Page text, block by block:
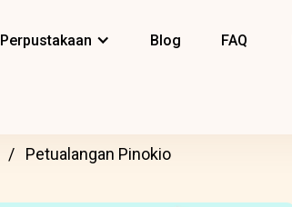
Perpustakaan Blog FAQ
Petualangan Pinokio